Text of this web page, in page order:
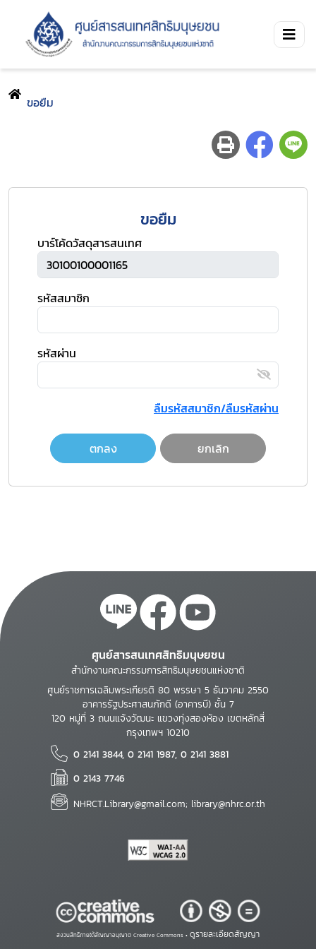
ขอยืม
ขอยืม
บาร์โค้ดวัสดุสารสนเทศ
รหัสสมาชิก
รหัสผ่าน
ลืมรหัสสมาชิก/ลืมรหัสผ่าน
ตกลง ยกเลิก
ศูนย์สารสนเทศสิทธิมนุษยชน
สำนักงานคณะกรรมการสิทธิมนุษยชนแห่งชาติ
ศูนย์ราชการเฉลิมพระเกียรติ 80 พรรษา 5 ธันวาคม 2550
อาคารรัฐประศาสนภักดี (อาคารบี) ชั้น 7
120 หมู่ที่ 3 ถนนแจ้งวัฒนะ แขวงทุ่งสองห้อง เขตหลักสี่
กรุงเทพฯ 10210
0 2141 3844, 0 2141 1987, 0 2141 3881
0 2143 7746
NHRCT.Library@gmail.com; library@nhrc.or.th
สงวนสิทธิ์ภายใต้สัญญาอนุญาต Creative Commons • ดูรายละเอียดสัญญา